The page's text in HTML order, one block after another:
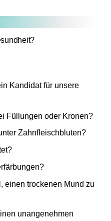
Kandidat für unsere
Füllungen oder Kronen?
Zahnfleischbluten?
einen trockenen Mund zu
unangenehmen